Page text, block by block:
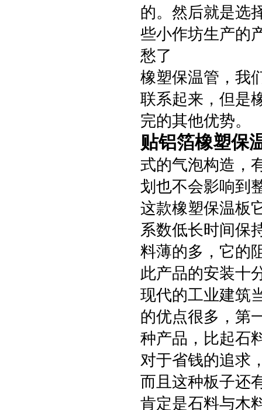
的。然后就是选
些小作坊生产的
愁了
橡塑保温管，我
联系起来，但是
完的其他优势。
贴铝箔橡塑保
式的气泡构造，
划也不会影响到
这款橡塑保温板
系数低长时间保
料薄的多，它的
此产品的安装十
现代的工业建筑
的优点很多，第
种产品，比起石
对于省钱的追求
而且这种板子还
肯定是石料与木